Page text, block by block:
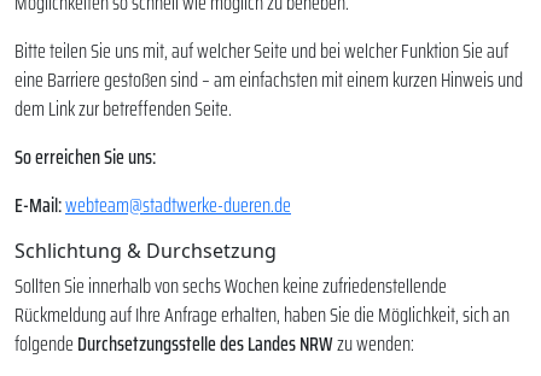
Bitte teilen Sie uns mit, auf welcher Seite und bei welcher Funktion Sie auf
eine Barriere gestoßen sind – am einfachsten mit einem kurzen Hinweis und
dem Link zur betreffenden Seite.
So erreichen Sie uns:
E-Mail:webteam@stadtwerke-dueren.de
Schlichtung & Durchsetzung
Sollten Sie innerhalb von sechs Wochen keine zufriedenstellende
Rückmeldung auf Ihre Anfrage erhalten, haben Sie die Möglichkeit, sich an
folgende Durchsetzungsstelle des Landes NRWzu wenden: